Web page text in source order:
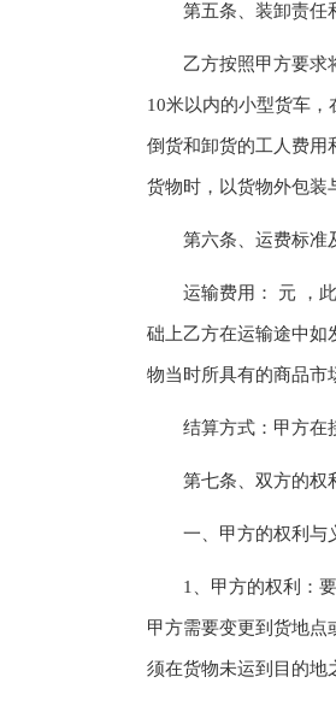
第五条、装卸责任
乙方按照甲方要求将
10米以内的小型货车，
倒货和卸货的工人费用
货物时，以货物外包装
第六条、运费标准
运输费用： 元 ，此
础上乙方在运输途中如
物当时所具有的商品市
结算方式：甲方在接
第七条、双方的权
一、甲方的权利与
1、甲方的权利：要
甲方需要变更到货地点
须在货物未运到目的地